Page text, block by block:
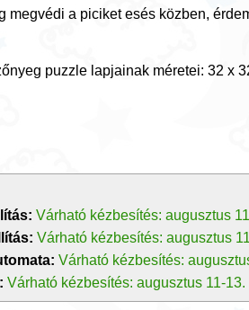
megvédi a piciket esés közben,
puzzle lapjainak méretei: 32 x
Várható kézbesítés: augusztus
Várható kézbesítés: augusztus
Várható kézbesítés:
Várható kézbesítés: augusztus 11-13.